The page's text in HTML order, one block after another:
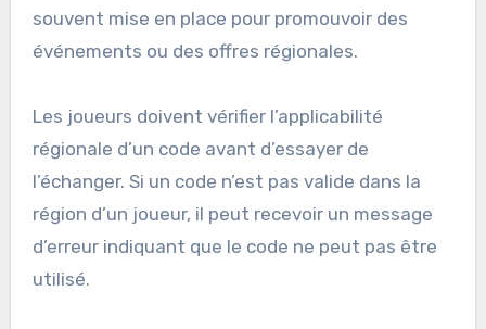
souvent mise en place pour promouvoir des
événements ou des offres régionales.
Les joueurs doivent vérifier l’applicabilité
régionale d’un code avant d’essayer de
l’échanger. Si un code n’est pas valide dans la
région d’un joueur, il peut recevoir un message
d’erreur indiquant que le code ne peut pas être
utilisé.